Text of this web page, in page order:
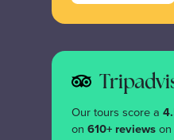
Our tours score a
on610+ reviews